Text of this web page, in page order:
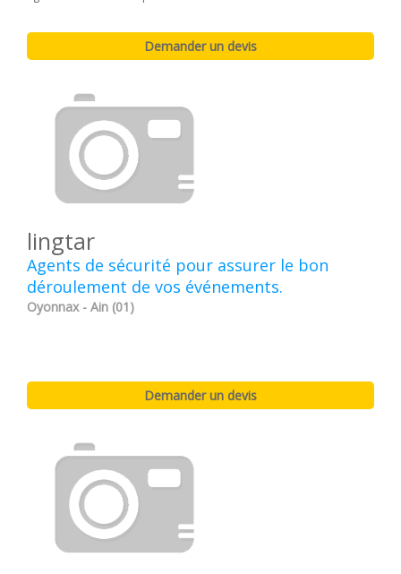
lingtar
Agents de sécurité pour assurer le bon
déroulement de vos événements.
Oyonnax - Ain (01)